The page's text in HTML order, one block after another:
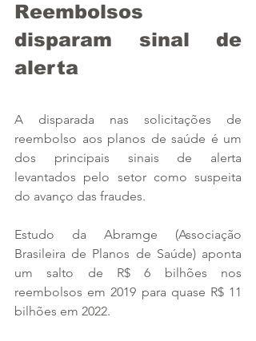
Reembolsos
disparam sinal de
alerta
A disparada nas solicitações de
reembolso aos planos de saúde é um
dos principais sinais de alerta
levantados pelo setor como suspeita
do avanço das fraudes.
Estudo da Abramge (Associação
Brasileira de Planos de Saúde) aponta
um salto de R$ 6 bilhões nos
reembolsos em 2019 para quase R$ 11
bilhões em 2022.